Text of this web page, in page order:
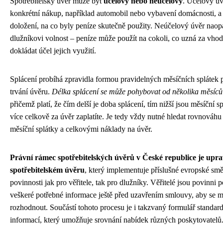
konkrétní nákup, například automobil nebo vybavení domácnosti,
doložení, na co byly peníze skutečně použity. Neúčelový úvěr
dlužníkovi volnost – peníze může použít na cokoli, co uzná za
dokládat účel jejich využití.
Splácení probíhá zpravidla formou pravidelných měsíčních splátek
trvání úvěru. Délka splácení se může pohybovat od několika
přičemž platí, že čím delší je doba splácení, tím nižší jsou měsíční
více celkově za úvěr zaplatíte. Je tedy vždy nutné hledat
měsíční splátky a celkovými náklady na úvěr.
Právní rámec spotřebitelských úvěrů v České republice je
spotřebitelském úvěru, který implementuje příslušné evropské
povinnosti jak pro věřitele, tak pro dlužníky. Věřitelé jsou povinni
veškeré potřebné informace ještě před uzavřením smlouvy, aby se
rozhodnout. Součástí tohoto procesu je i takzvaný formulář
informací, který umožňuje srovnání nabídek různých poskytovatelů.